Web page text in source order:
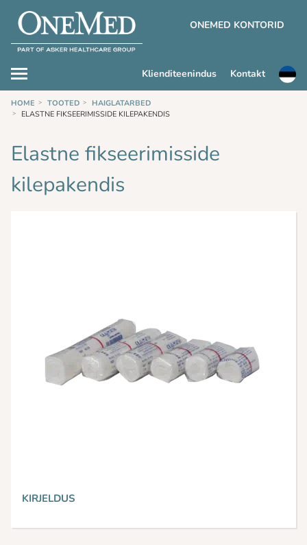
Klienditeenindus Kontakt
ONEMED KONTORID
HOME TOOTED
HAIGLATARBED
ELASTNE FIKSEERIMISSIDE KILEPAKENDIS
Elastne fikseerimisside
kilepakendis
KIRJELDUS